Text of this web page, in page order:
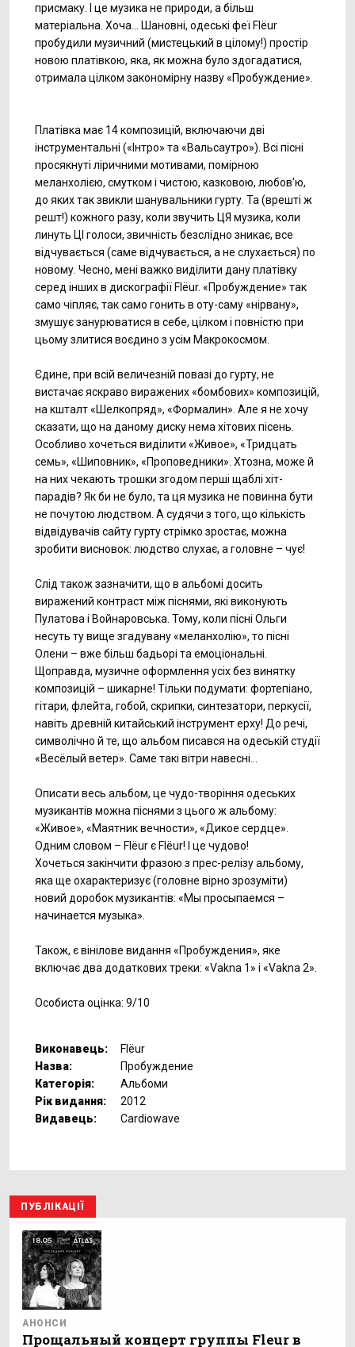
присмаку. І це музика не природи, а більш
матеріальна. Хоча… Шановні, одеські феї Flёur
пробудили музичний (мистецький в цілому!) простір
новою платівкою, яка, як можна було здогадатися,
отримала цілком закономірну назву «Пробуждение».
Платівка має 14 композицій, включаючи дві
інструментальні («Інтро» та «Вальсаутро»). Всі пісні
просякнуті ліричними мотивами, помірною
меланхолією, смутком і чистою, казковою, любов’ю,
до яких так звикли шанувальники гурту. Та (врешті ж
решт!) кожного разу, коли звучить ЦЯ музика, коли
линуть ЦІ голоси, звичність безслідно зникає, все
відчувається (саме відчувається, а не слухається) по
новому. Чесно, мені важко виділити дану платівку
серед інших в дискографії Flёur. «Пробуждение» так
само чіпляє, так само гонить в оту-саму «нірвану»,
змушує занурюватися в себе, цілком і повністю при
цьому злитися воєдино з усім Макрокосмом.
Єдине, при всій величезній повазі до гурту, не
вистачає яскраво виражених «бомбових» композицій,
на кшталт «Шелкопряд», «Формалин». Але я не хочу
сказати, що на даному диску нема хітових пісень.
Особливо хочеться виділити «Живое», «Тридцать
семь», «Шиповник», «Проповедники». Хтозна, може й
на них чекають трошки згодом перші щаблі хіт-
парадів? Як би не було, та ця музика не повинна бути
не почутою людством. А судячи з того, що кількість
відвідувачів сайту гурту стрімко зростає, можна
зробити висновок: людство слухає, а головне – чує!
Слід також зазначити, що в альбомі досить
виражений контраст між піснями, які виконують
Пулатова і Войнаровська. Тому, коли пісні Ольги
несуть ту вище згадувану «меланхолію», то пісні
Олени – вже більш бадьорі та емоціональні.
Щоправда, музичне оформлення усіх без винятку
композицій – шикарне! Тільки подумати: фортепіано,
гітари, флейта, гобой, скрипки, синтезатори, перкусії,
навіть древній китайський інструмент ерху! До речі,
символічно й те, що альбом писався на одеській студії
«Весёлый ветер». Саме такі вітри навесні…
Описати весь альбом, це чудо-творіння одеських
музикантів можна піснями з цього ж альбому:
«Живое», «Маятник вечности», «Дикое сердце».
Одним словом – Flёur є Flёur! І це чудово!
Хочеться закінчити фразою з прес-релізу альбому,
яка ще охарактеризує (головне вірно зрозуміти)
новий доробок музикантів: «Мы просыпаемся –
начинается музыка».
Також, є вінілове видання «Пробуждения», яке
включає два додаткових треки: «Vakna 1» і «Vakna 2».
Особиста оцінка: 9/10
Виконавець:
Flёur
Назва:
Пробуждение
Категорія:
Альбоми
Рік видання:
2012
Видавець:
Cardiowave
ПУБЛІКАЦІЇ
АНОНСИ
Прощальный концерт группы Fleur в